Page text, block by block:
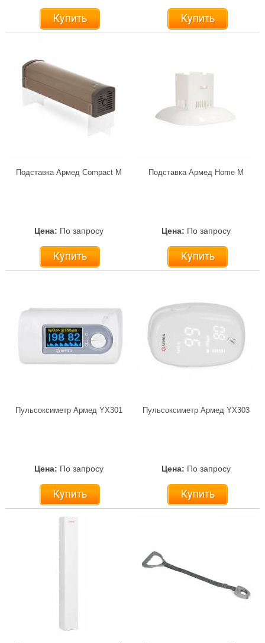
Купить Купить
Подставка Армед Compact М
Цена: По запросу
Купить
Подставка Армед Home M
Цена: По запросу
Купить
Пульсоксиметр Армед YX301
Цена: По запросу
Купить
Пульсоксиметр Армед YX303
Цена: По запросу
Купить